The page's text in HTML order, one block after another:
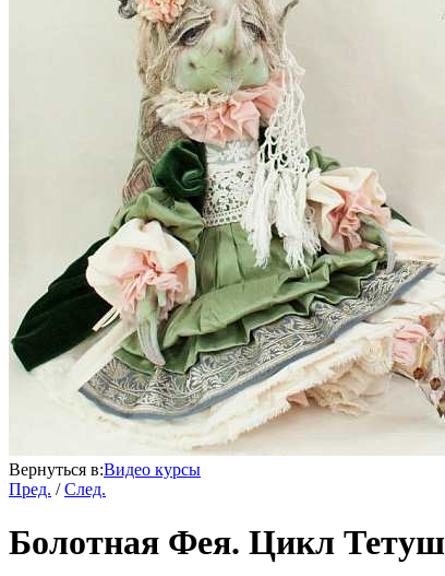
Вернуться в:Видео курсы
Пред. / След.
Болотная Фея. Цикл